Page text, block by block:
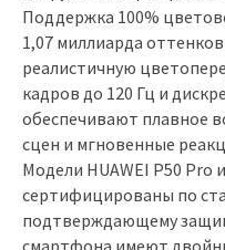
Поддержка 100%
1,07 миллиарда
реалистичную
кадров до 120 Гц и
обеспечивают плавное
сцен и мгновенные
Модели HUAWEI P50 Pro
сертифицированы по
подтверждающему